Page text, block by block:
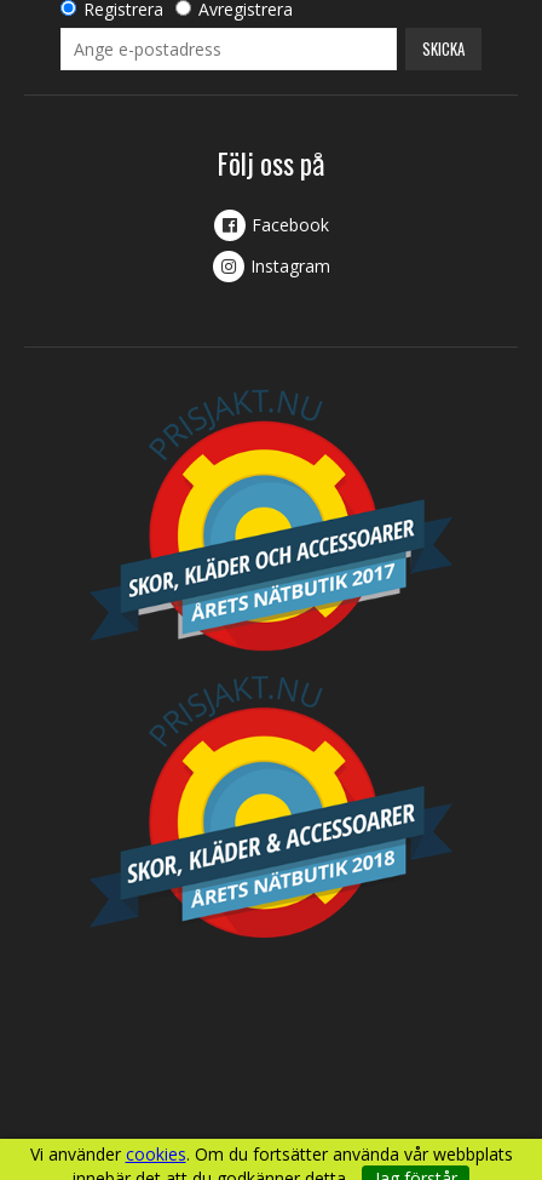
Vi använder cookies. Om du fortsätter använda vår webbplats
Registrera Avregistrera
SKICKA
Följ oss på
Facebook
Instagram